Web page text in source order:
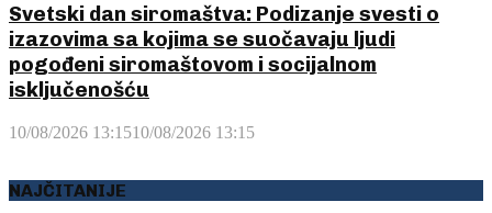
Svetski dan siromaštva: Podizanje svesti o
izazovima sa kojima se suočavaju ljudi
pogođeni siromaštovom i socijalnom
isključenošću
10/08/2026 13:1510/08/2026 13:15
NAJČITANIJE